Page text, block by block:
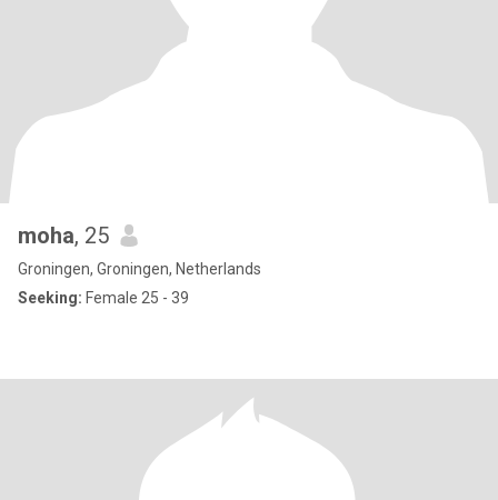
moha, 25
Groningen, Groningen, Netherlands
Seeking: Female 25 - 39